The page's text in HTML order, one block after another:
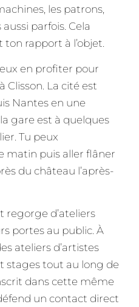
les patrons,
parfois. Cela
rapport à l’objet.
en profiter pour
Clisson. La cité est
Nantes en une
gare est à quelques
Tu peux
matin puis aller flâner
du château l’après-
regorge d’ateliers
portes au public. À
ateliers d’artistes
stages tout au long de
dans cette même
un contact direct